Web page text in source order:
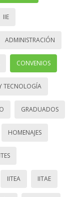
IIE
ADMINISTRACIÓN
CONVENIOS
TECNOLOGÍA
GRADUADOS
HOMENAJES
IITEA IITAE